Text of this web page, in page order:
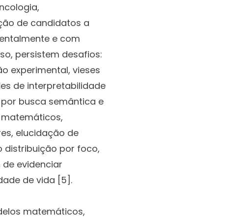
de candidatos a
e com
persistem desafios:
experimental, vieses
de interpretabilidade
busca semântica e
elucidação de
distribuição por foco,
evidenciar
de vida [5].
matemáticos,